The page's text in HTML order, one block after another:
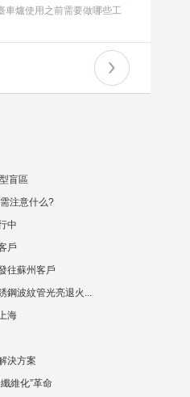
車爐使用之前需要做哪些工
盲區
注意什么?
中
戶
往蘇州客戶
波紋管光亮退火...
海
決方案
維化”革命